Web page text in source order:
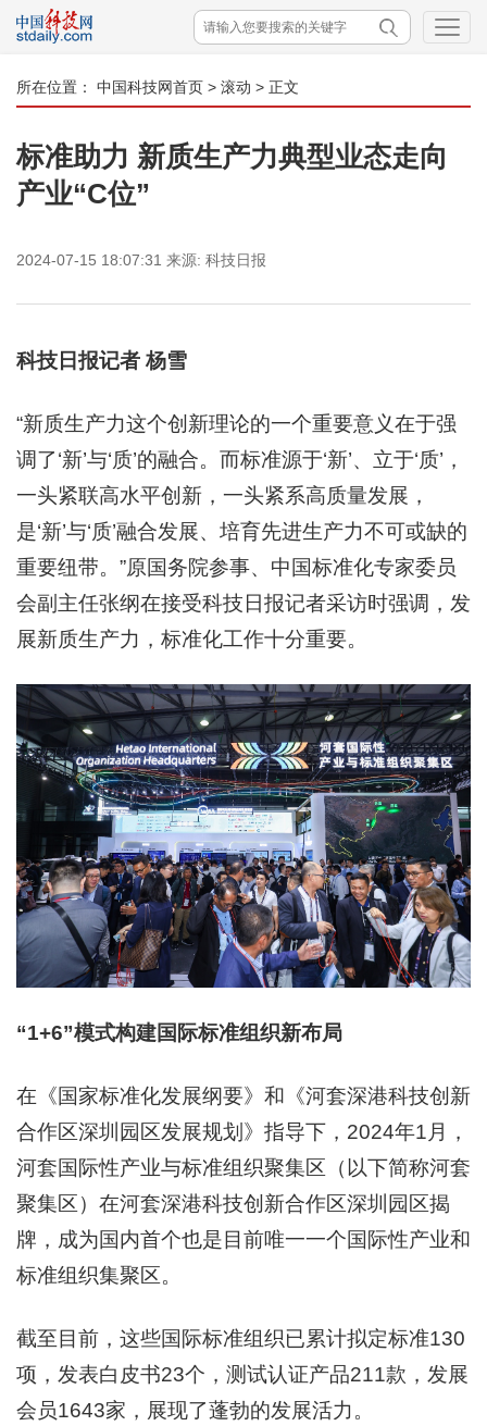
所在位置： 中国科技网首页 > 滚动 > 正文
标准助力 新质生产力典型业态走向
产业“C位”
2024-07-15 18:07:31 来源: 科技日报
科技日报记者 杨雪
“新质生产力这个创新理论的一个重要意义在于强
调了‘新’与‘质’的融合。而标准源于‘新’、立于‘质’，
一头紧联高水平创新，一头紧系高质量发展，
是‘新’与‘质’融合发展、培育先进生产力不可或缺的
重要纽带。”原国务院参事、中国标准化专家委员
会副主任张纲在接受科技日报记者采访时强调，发
展新质生产力，标准化工作十分重要。
“1+6”模式构建国际标准组织新布局
在《国家标准化发展纲要》和《河套深港科技创新
合作区深圳园区发展规划》指导下，2024年1月，
河套国际性产业与标准组织聚集区（以下简称河套
聚集区）在河套深港科技创新合作区深圳园区揭
牌，成为国内首个也是目前唯一一个国际性产业和
标准组织集聚区。
截至目前，这些国际标准组织已累计拟定标准130
项，发表白皮书23个，测试认证产品211款，发展
会员1643家，展现了蓬勃的发展活力。